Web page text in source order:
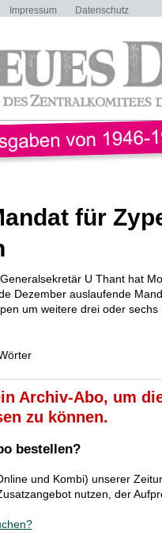
Impressum Datenschutz
für
U Thant hat
Dezember auslaufende
um weitere drei oder sechs
Archiv-Abo, um
zu können.
bestellen?
und Kombi) unserer
nutzen, der